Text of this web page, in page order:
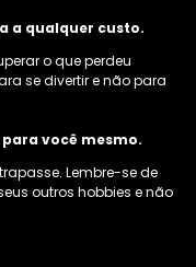
a qualquer custo.
o que perdeu
se divertir e não para
você mesmo.
Lembre-se de
outros hobbies e não